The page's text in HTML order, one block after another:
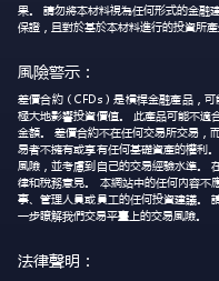
果。 請勿將本材料視為任何形式的金融
保證，且對於基於本材料進行的投資所
風險警示：
差價合約（CFDs）是槓桿金融產品，
極大地影響投資價值。 此產品可能不適
金額。 差價合約不在任何交易所交易，
易者不擁有或享有任何基礎資產的權利
風險，並考慮到自己的交易經驗水準。
律和稅務意見。 本網站中的任何內容不
事、管理人員或員工的任何投資建議。
一步瞭解我們交易平臺上的交易風險。
法律聲明：